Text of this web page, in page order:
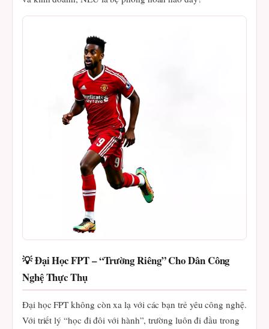
💡 Đại Học FPT – “Trường Riêng” Cho Dân Công
Nghệ Thực Thụ
Đại học FPT không còn xa lạ với các bạn trẻ yêu công nghệ.
Với triết lý “học đi đôi với hành”, trường luôn đi đầu trong